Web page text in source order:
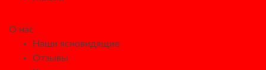
О нас
Наши ясновидящие
Отзывы